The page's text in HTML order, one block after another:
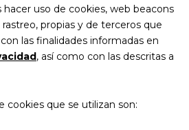
uso de cookies, web beacons
propias y de terceros que
las finalidades informadas en
, así como con las descritas a
cookies que se utilizan son: